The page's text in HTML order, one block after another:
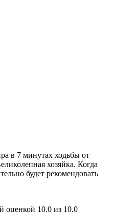
в 7 минутах ходьбы от
хозяйка. Когда
будет рекомендовать
оценкой 10,0 из 10,0